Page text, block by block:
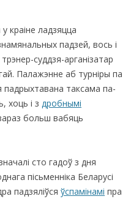
краіне ладзяцца
падзей, вось і
трэнер-суддзя-арганізатар
Палажэнне аб турніры па
падрыхтавана таксама па-
хоць і з дробнымі
больш вабяць
сто гадоў з дня
пісьменніка Беларусі
падзяліўся ўспамінамі пра